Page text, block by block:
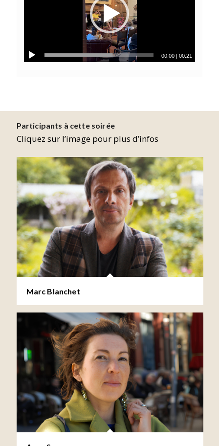
00:00 |00:21
Participants à cette soirée
Cliquez sur l’image pour plus d’infos
Marc Blanchet